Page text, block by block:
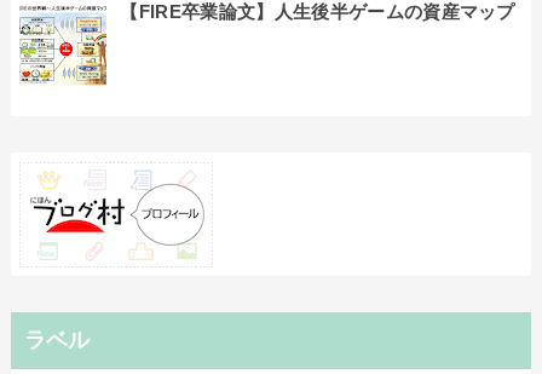
【FIRE卒業論文】人生後半ゲームの資産マップ
ラベル